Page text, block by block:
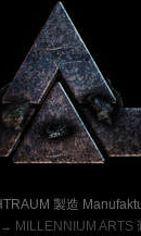
製造
→ MILLENNIUM ARTS
Powered By :